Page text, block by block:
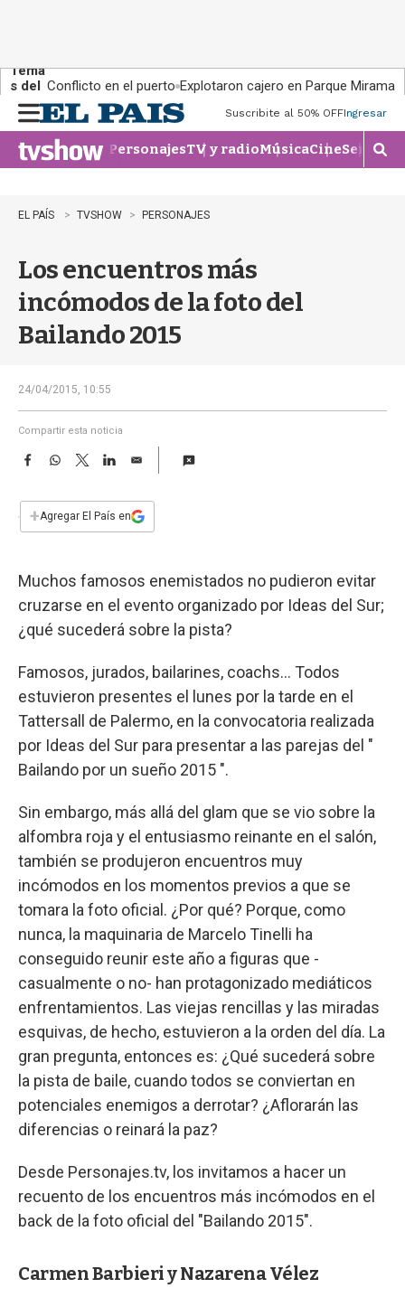
Tema
s del
día:
Conflicto en el puerto Explotaron cajero en Parque Miramar
n
u
Suscribite al 50% OFFIngresar
PersonajesTV y radioMúsicaCineSeries
M
o
a
EL PAÍS TVSHOW PERSONAJES
Los encuentros más
incómodos de la foto del
Bailando 2015
24/04/2015, 10:55
Compartir esta noticia
F
e
b
k
W
s
p
T
w
t
L
n
E
i
l
+Agregar El País en
Muchos famosos enemistados no pudieron evitar
cruzarse en el evento organizado por Ideas del Sur;
¿qué sucederá sobre la pista?
Famosos, jurados, bailarines, coachs... Todos
estuvieron presentes el lunes por la tarde en el
Tattersall de Palermo, en la convocatoria realizada
por Ideas del Sur para presentar a las parejas del "
Bailando por un sueño 2015 ".
Sin embargo, más allá del glam que se vio sobre la
alfombra roja y el entusiasmo reinante en el salón,
también se produjeron encuentros muy
incómodos en los momentos previos a que se
tomara la foto oficial. ¿Por qué? Porque, como
nunca, la maquinaria de Marcelo Tinelli ha
conseguido reunir este año a figuras que -
casualmente o no- han protagonizado mediáticos
enfrentamientos. Las viejas rencillas y las miradas
esquivas, de hecho, estuvieron a la orden del día. La
gran pregunta, entonces es: ¿Qué sucederá sobre
la pista de baile, cuando todos se conviertan en
potenciales enemigos a derrotar? ¿Aflorarán las
diferencias o reinará la paz?
Desde Personajes.tv, los invitamos a hacer un
recuento de los encuentros más incómodos en el
back de la foto oficial del "Bailando 2015".
Carmen Barbieri y Nazarena Vélez